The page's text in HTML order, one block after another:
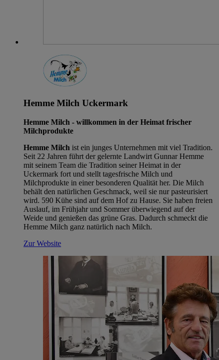
Hemme Milch Uckermark
Hemme Milch - willkommen in der Heimat frischer
Milchprodukte
Hemme Milch ist ein junges Unternehmen mit viel Tradition.
Seit 22 Jahren führt der gelernte Landwirt Gunnar Hemme
mit seinem Team die Tradition seiner Heimat in der
Uckermark fort und stellt tagesfrische Milch und
Milchprodukte in einer besonderen Qualität her. Die Milch
behält den natürlichen Geschmack, weil sie nur pasteurisiert
wird. 590 Kühe sind auf dem Hof zu Hause. Sie haben freien
Auslauf, im Frühjahr und Sommer überwiegend auf der
Weide und genießen das grüne Gras. Dadurch schmeckt die
Hemme Milch ganz natürlich nach Milch.
Zur Website